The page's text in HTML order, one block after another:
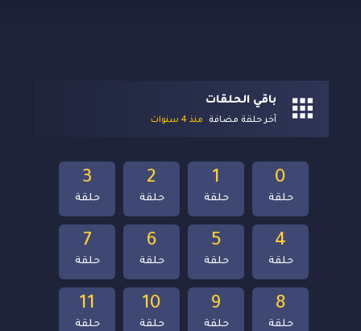
باقي الحلقات
آخر حلقة مضافة منذ 4 سنوات
11
حلقة
10
حلقة
9
حلقة
8
حلقة
7
حلقة
6
حلقة
5
حلقة
4
حلقة
3
حلقة
2
حلقة
1
حلقة
0
حلقة